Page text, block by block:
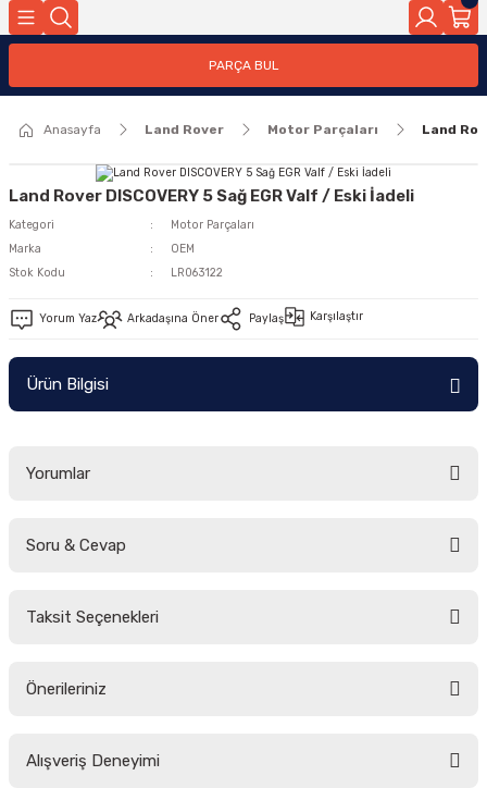
PARÇA BUL
Anasayfa Land Rover Motor Parçaları Land
Land Rover DISCOVERY 5 Sağ EGR Valf / Eski İadeli
Kategori
Motor Parçaları
Marka
OEM
Stok Kodu
LR063122
Yorum Yaz Arkadaşına Öner Paylaş Karşılaştır
Ürün Bilgisi
Yorumlar
Soru & Cevap
Taksit Seçenekleri
Önerileriniz
yetersiz gördüğünüz noktaları öneri formunu kullanarak tarafımıza
Alışveriş Deneyimi